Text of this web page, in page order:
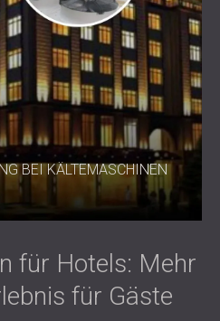
BEI KÄLTEMASCHINEN
für Hotels: Mehr
für Gäste